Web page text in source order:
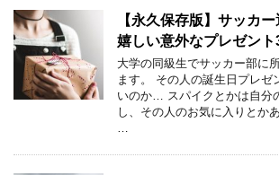
【永久保存版】サッカ
嬉しい意外なプレゼント
大学の同級生でサッカー部に
ます。 その人の誕生日プレゼ
いのか… スパイクとかは自分
し、その人のお気に入りと
…